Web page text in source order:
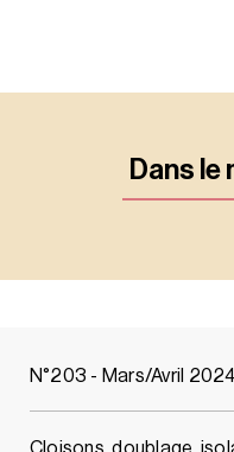
Dans le
N°203 - Mars/Avril 2024